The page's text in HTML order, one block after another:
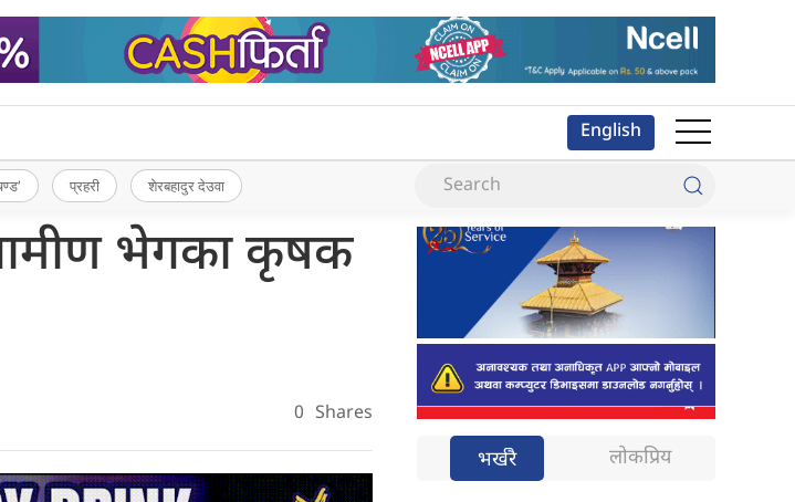
English
प्रहरी शेरबहादुर देउवा
भेगका कृषक
0 Shares
भर्खरै लोकप्रिय